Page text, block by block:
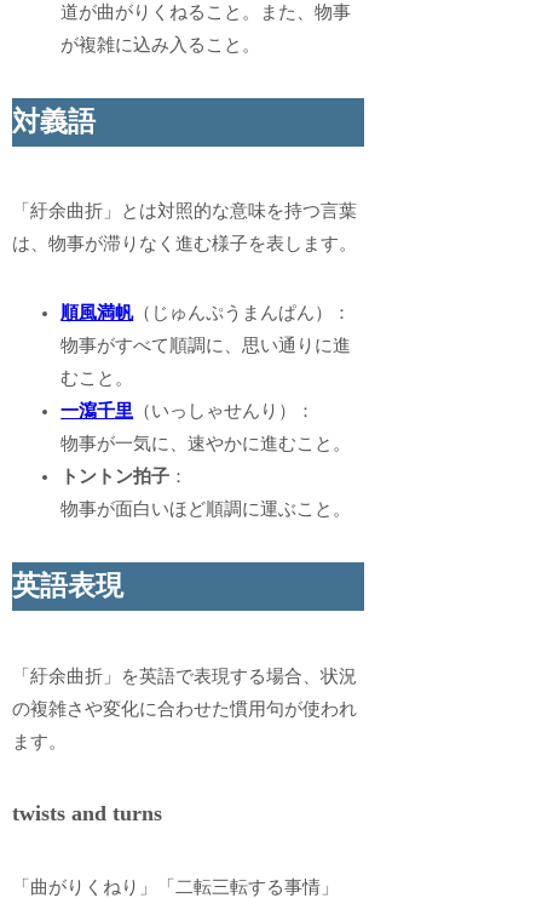
道が曲がりくねること。また、物事
が複雑に込み入ること。
対義語
「紆余曲折」とは対照的な意味を持つ言葉
は、物事が滞りなく進む様子を表します。
順風満帆（じゅんぷうまんぱん）：
物事がすべて順調に、思い通りに進
むこと。
一瀉千里 （いっしゃせんり）：
物事が一気に、速やかに進むこと。
トントン拍子 ：
物事が面白いほど順調に運ぶこと。
英語表現
「紆余曲折」を英語で表現する場合、状況
の複雑さや変化に合わせた慣用句が使われ
ます。
twists and turns
「曲がりくねり」「二転三転する事情」